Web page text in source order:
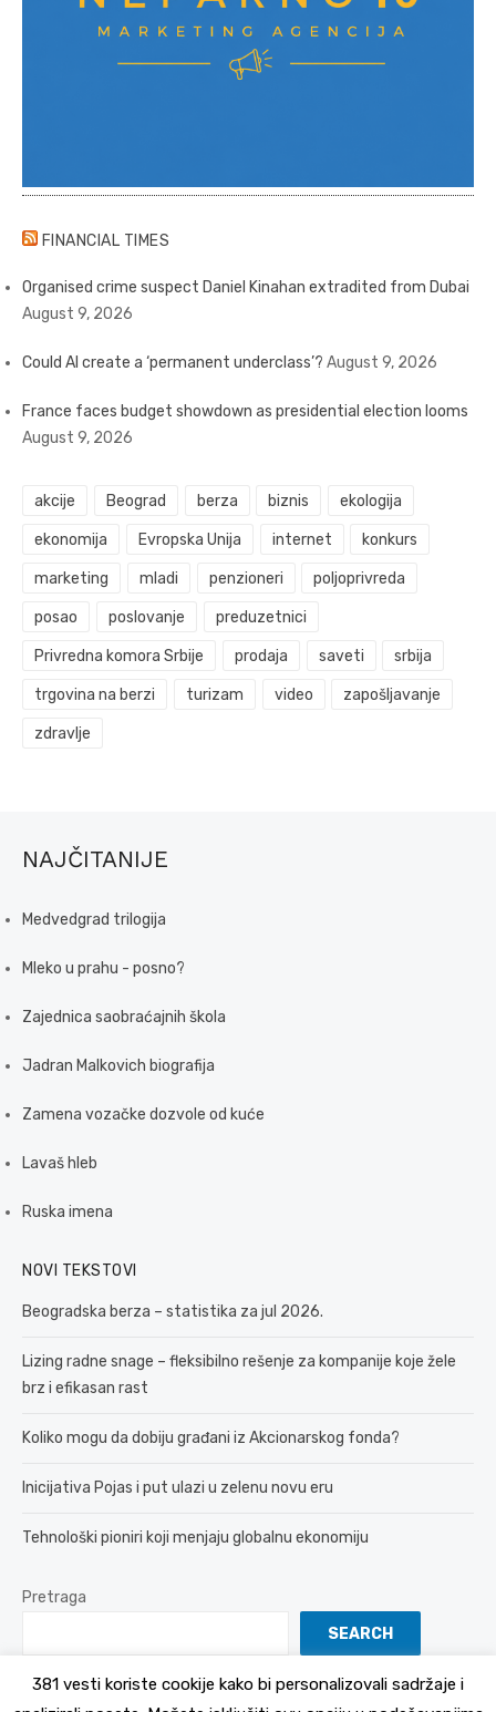
FINANCIAL TIMES
Organised crime suspect Daniel Kinahan extradited from Dubai
August 9, 2026
Could AI create a ‘permanent underclass’? August 9, 2026
France faces budget showdown as presidential election looms
August 9, 2026
akcije Beograd berza biznis ekologija
ekonomija Evropska Unija internet konkurs
marketing mladi penzioneri poljoprivreda
posao poslovanje preduzetnici
Privredna komora Srbije prodaja saveti srbija
trgovina na berzi turizam video zapošljavanje
zdravlje
NAJČITANIJE
Medvedgrad trilogija
Mleko u prahu - posno?
Zajednica saobraćajnih škola
Jadran Malkovich biografija
Zamena vozačke dozvole od kuće
Lavaš hleb
Ruska imena
NOVI TEKSTOVI
Beogradska berza – statistika za jul 2026.
Lizing radne snage – fleksibilno rešenje za kompanije koje žele
brz i efikasan rast
Koliko mogu da dobiju građani iz Akcionarskog fonda?
Inicijativa Pojas i put ulazi u zelenu novu eru
Tehnološki pioniri koji menjaju globalnu ekonomiju
Pretraga
SEARCH
381 vesti koriste cookije kako bi personalizovali sadržaje i